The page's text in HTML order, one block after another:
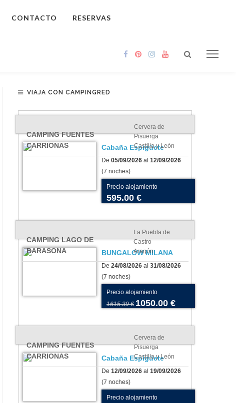
CONTACTO RESERVAS
caravana: cómo elegir el más
Camping As Cancelas:
conoce Santiago de
Compostela en todo su
esplendor
VIAJA CON CAMPINGRED
CAMPING FUENTES
CARRIONAS
Cervera de
Pisuerga
Castilla y León
Cabaña Espigüete
De 05/09/2026 al 12/09/2026
(7 noches)
Precio alojamiento
595.00 €
CAMPING LAGO DE
BARASONA
La Puebla de
Castro
Aragón
BUNGALOW MILANA
De 24/08/2026 al 31/08/2026
(7 noches)
Precio alojamiento
1615.39 € 1050.00 €
CAMPING FUENTES
CARRIONAS
Cervera de
Pisuerga
Castilla y León
Cabaña Espigüete
De 12/09/2026 al 19/09/2026
(7 noches)
Precio alojamiento